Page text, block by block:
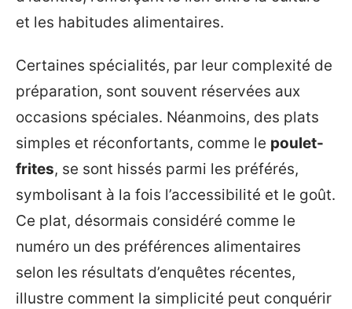
et les habitudes alimentaires.
Certaines spécialités, par leur complexité de
préparation, sont souvent réservées aux
occasions spéciales. Néanmoins, des plats
simples et réconfortants, comme le poulet-
frites, se sont hissés parmi les préférés,
symbolisant à la fois l’accessibilité et le goût.
Ce plat, désormais considéré comme le
numéro un des préférences alimentaires
selon les résultats d’enquêtes récentes,
illustre comment la simplicité peut conquérir